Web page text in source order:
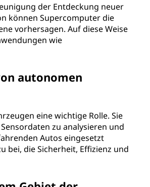
der Entdeckung neuer
können Supercomputer die
vorhersagen. Auf diese Weise
wie
autonomen
eine wichtige Rolle. Sie
zu analysieren und
Autos eingesetzt
bei, die Sicherheit, Effizienz und